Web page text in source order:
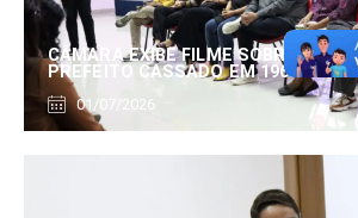
CÂMARA EXIBE FILME SOBRE
PREFEITO CASSADO EM 1960
01/07/2026